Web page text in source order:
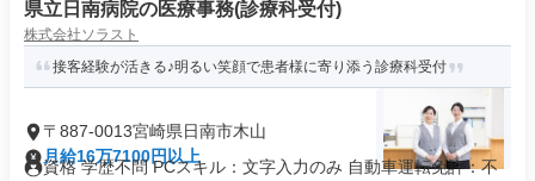
県立日南病院の医療事務(診療科受付)
株式会社ソラスト
接客経験が活きる♪明るい笑顔で患者様に寄り添う診療科受付
〒887-0013宮崎県日南市木山
月給16万7100円以上
資格 学歴不問 PCスキル：文字入力のみ 自動車運転免許：不